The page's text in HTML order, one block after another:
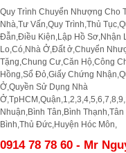
Quy Trình Chuyển Nhượng Cho
Nhà,Tư Vấn,Quy Trình,Thủ
Đẫn,Điều Kiện,Lập Hồ Sơ,Nhận
Lo,Có,Nhà Ở,Đất ở,Chuyển
Tặng,Chung Cư,Căn Hộ,Công
Hồng,Sổ Đỏ,Giấy Chứng
Ở,Quyền Sử Dụng Nhà
Nhuận,Bình Tân,Bình Thạnh,Tân
Bình,Thủ Đức,Huyện Hóc Môn,
0914 78 78 60 - Mr